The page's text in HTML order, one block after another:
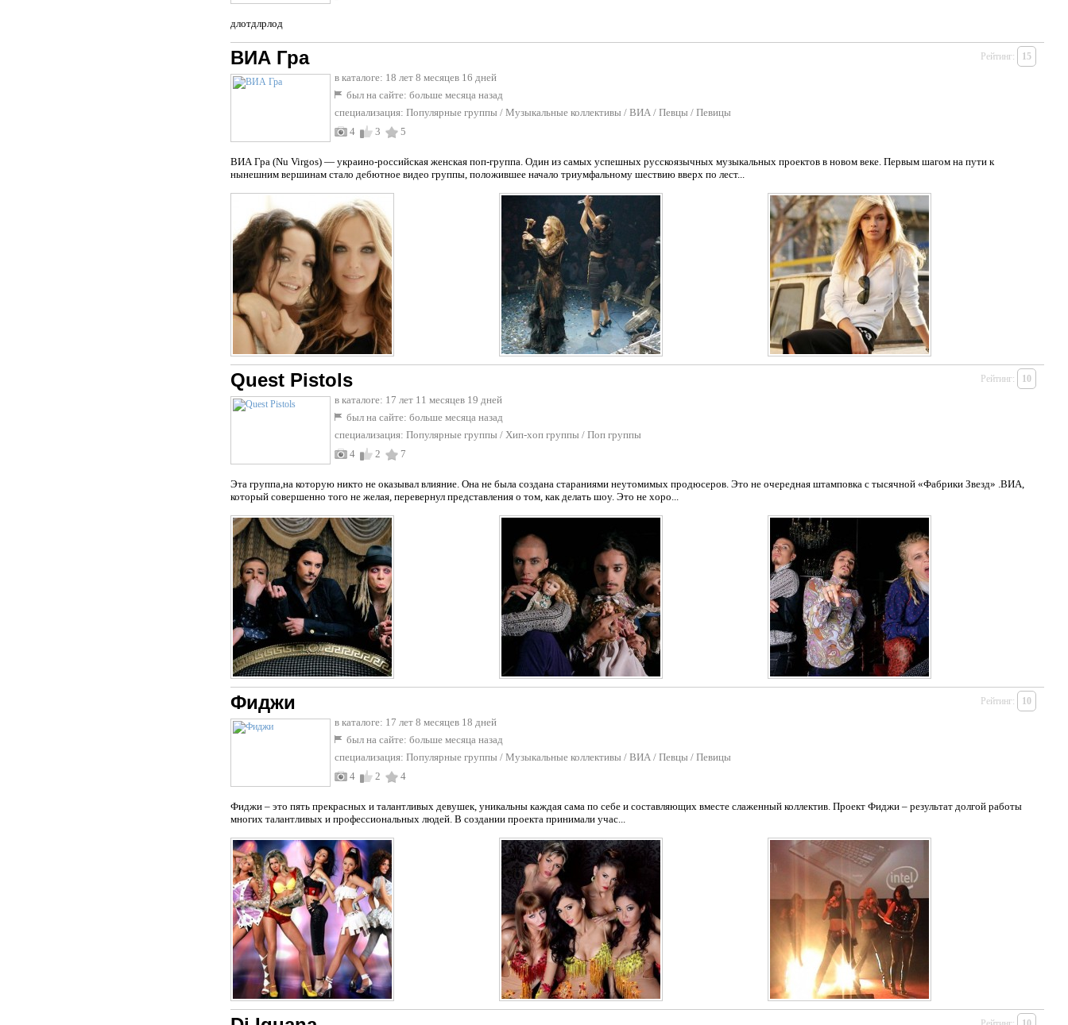
длотдлрлод
ВИА Гра
в каталоге: 18 лет 8 месяцев 16 дней
был на сайте: больше месяца назад
специализация: Популярные группы / Музыкальные коллективы / ВИА / Певцы / Певицы
4
3 5
ВИА Гра (Nu Virgos) — украино-российская женская поп-группа. Один из самых успешных русскоязычных музыкальных проектов в новом веке. Первым шагом на пути к
нынешним вершинам стало дебютное видео группы, положившее начало триумфальному шествию вверх по лест...
Рейтинг: 15
Quest Pistols
в каталоге: 17 лет 11 месяцев 19 дней
был на сайте: больше месяца назад
специализация: Популярные группы / Хип-хоп группы / Поп группы
4
2 7
Эта группа,на которую никто не оказывал влияние. Она не была создана стараниями неутомимых продюсеров. Это не очередная штамповка с тысячной «Фабрики Звезд» .ВИА,
который совершенно того не желая, перевернул представления о том, как делать шоу. Это не хоро...
Рейтинг: 10
Фиджи
в каталоге: 17 лет 8 месяцев 18 дней
был на сайте: больше месяца назад
специализация: Популярные группы / Музыкальные коллективы / ВИА / Певцы / Певицы
4
2 4
Фиджи – это пять прекрасных и талантливых девушек, уникальны каждая сама по себе и составляющих вместе слаженный коллектив. Проект Фиджи – результат долгой работы
многих талантливых и профессиональных людей. В создании проекта принимали учас...
Рейтинг: 10